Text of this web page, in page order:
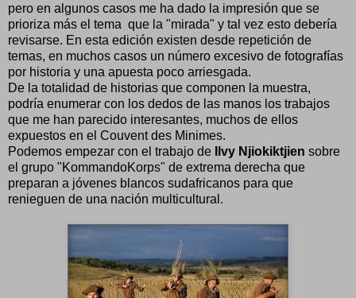
pero en algunos casos me ha dado la impresión que se
prioriza más el tema que la "mirada" y tal vez esto debería
revisarse. En esta edición existen desde repetición de
temas, en muchos casos un número excesivo de fotografías
por historia y una apuesta poco arriesgada.
De la totalidad de historias que componen la muestra,
podría enumerar con los dedos de las manos los trabajos
que me han parecido interesantes, muchos de ellos
expuestos en el Couvent des Minimes.
Podemos empezar con el trabajo de
Ilvy Njiokiktjien sobre
el grupo "KommandoKorps" de extrema derecha que
preparan a jóvenes blancos sudafricanos para que
renieguen de una nación multicultural.